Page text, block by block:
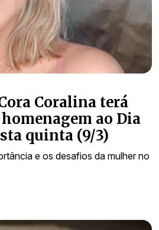
Coralina terá
ao Dia
quinta (9/3)
e os desafios da mulher no